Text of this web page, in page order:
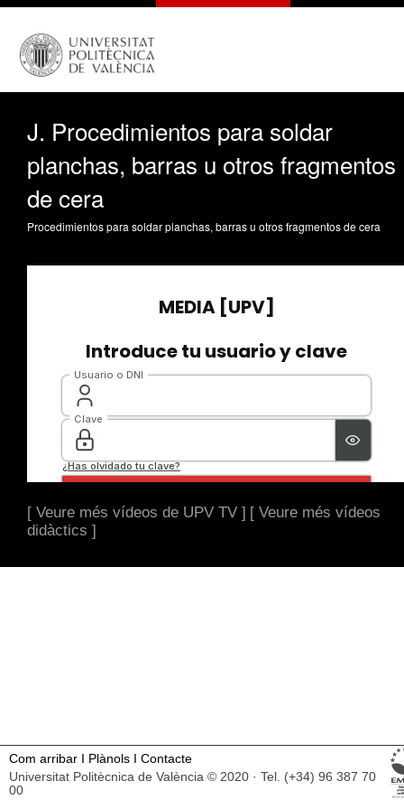
J. Procedimientos para soldar
planchas, barras u otros fragmentos
de cera
Procedimientos para soldar planchas, barras u otros fragmentos de cera
[ Veure més vídeos de UPV TV ] [ Veure més vídeos
didàctics ]
Com arribar I Plànols I Contacte
Universitat Politècnica de València © 2020 · Tel. (+34) 96 387 70
00